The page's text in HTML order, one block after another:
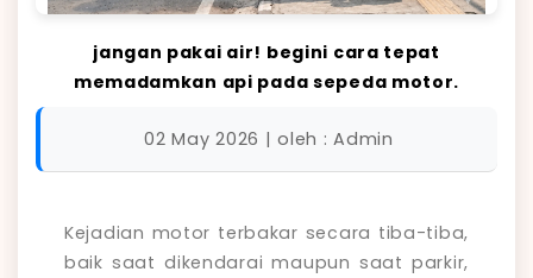
jangan pakai air! begini cara tepat
memadamkan api pada sepeda motor.
02 May 2026 | oleh : Admin
Kejadian motor terbakar secara tiba-tiba,
baik saat dikendarai maupun saat parkir,